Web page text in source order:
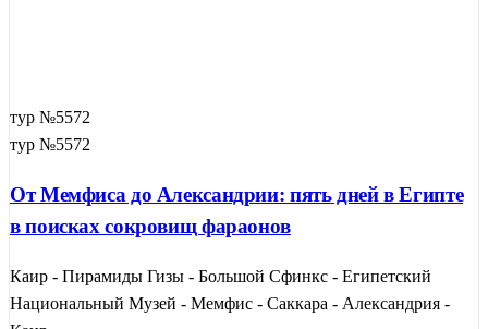
тур №5572
тур №5572
От Мемфиса до Александрии: пять дней в Египте
в поисках сокровищ фараонов
Каир - Пирамиды Гизы - Большой Сфинкс - Египетский
Национальный Музей - Мемфис - Саккара - Александрия -